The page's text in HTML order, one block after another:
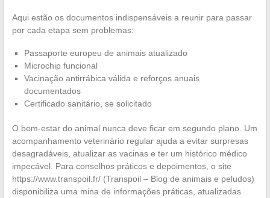
Aqui estão os documentos indispensáveis a reunir para passar
por cada etapa sem problemas:
Passaporte europeu de animais atualizado
Microchip funcional
Vacinação antirrábica válida e reforços anuais
documentados
Certificado sanitário, se solicitado
O bem-estar do animal nunca deve ficar em segundo plano. Um
acompanhamento veterinário regular ajuda a evitar surpresas
desagradáveis, atualizar as vacinas e ter um histórico médico
impecável. Para conselhos práticos e depoimentos, o site
https://www.transpoil.fr/ (Transpoil – Blog de animais e peludos)
disponibiliza uma mina de informações práticas, atualizadas